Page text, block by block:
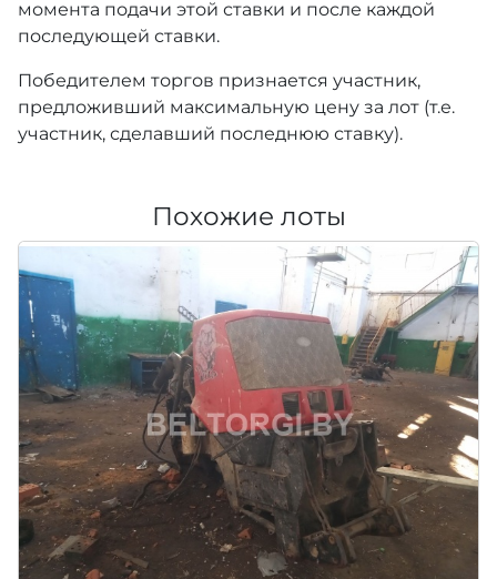
момента подачи этой ставки и после каждой
последующей ставки.
Победителем торгов признается участник,
предложивший максимальную цену за лот (т.е.
участник, сделавший последнюю ставку).
Похожие лоты